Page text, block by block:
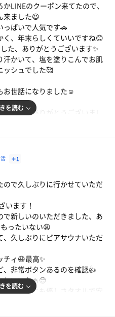
い🍖
LINEのクーポン来てたので、
来ました😆
っぱいで人気です🚗
く、年末らしくていいですね😊
た、ありがとうございます✨
かいて、塩を塗りこんでお肌
ッシュでした🥰
お世話になりました☺️
皆さん、ありがとうございまし
を読む
＋1
ので久しぶりに行かせていただ
います！
で新しいのいただきました、あ
ったいない😫
久しぶりにピアサウナいただ
チィ😆最高✨
非常ボタンあるのを確認👍
といいなぁ😊
カ、背中にも優しさタオルで安
を読む